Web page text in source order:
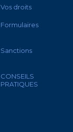
Vos droits
Formulaires
Sanctions
CONSEILS
PRATIQUES